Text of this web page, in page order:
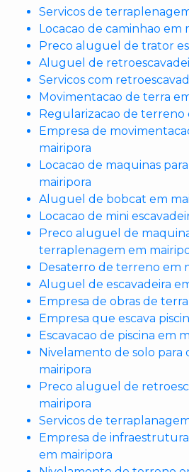
Servicos de
Locacao de caminhao em
Preco aluguel de trator
Aluguel de
Servicos com
Movimentacao de terra
Regularizacao de terreno
Empresa de
mairipora
Locacao de maquinas
mairipora
Aluguel de bobcat em
Locacao de mini
Preco aluguel de
terraplenagem em
Desaterro de terreno em
Aluguel de escavadeira
Empresa de obras de
Empresa que escava
Escavacao de piscina em
Nivelamento de solo para
mairipora
Preco aluguel de
mairipora
Servicos de
Empresa de
em mairipora